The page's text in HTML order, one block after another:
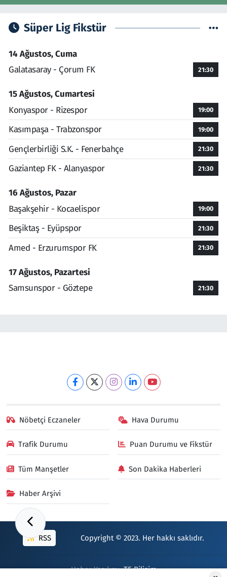
Süper Lig Fikstür
14 Ağustos, Cuma
Galatasaray - Çorum FK
21:30
15 Ağustos, Cumartesi
Konyaspor - Rizespor
19:00
Kasımpaşa - Trabzonspor 19:00
Gençlerbirliği S.K. - Fenerbahçe 21:30
Gaziantep FK - Alanyaspor 21:30
16 Ağustos, Pazar
Başakşehir - Kocaelispor
19:00
Beşiktaş - Eyüpspor 21:30
Amed - Erzurumspor FK 21:30
17 Ağustos, Pazartesi
Samsunspor - Göztepe
21:30
Nöbetçi Eczaneler Hava Durumu
Trafik Durumu Puan Durumu ve Fikstür
Tüm Manşetler Son Dakika Haberleri
Haber Arşivi
RSS Copyright © 2023. Her hakkı saklıdır.
Haber Yazılımı:TE Bilişim